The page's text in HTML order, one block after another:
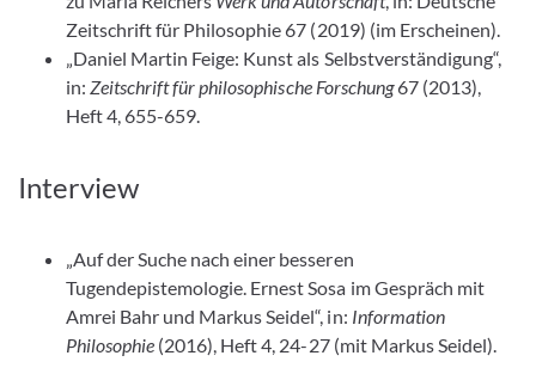
Zeitschrift für Philosophie 67 (2019) (im Erscheinen).
„Daniel Martin Feige: Kunst als Selbstverständigung“,
in:Zeitschrift für philosophische Forschung67 (2013),
Heft 4, 655-659.
Interview
„Auf der Suche nach einer besseren
Tugendepistemologie. Ernest Sosa im Gespräch mit
Amrei Bahr und Markus Seidel“, in: Information
Philosophie (2016), Heft 4, 24-27 (mit Markus Seidel).